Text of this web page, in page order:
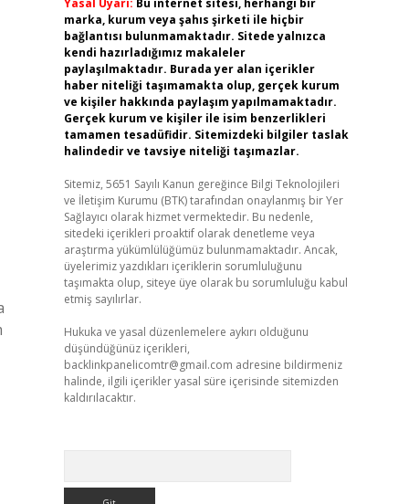
Yasal Uyarı: Bu internet sitesi, herhangi bir
marka, kurum veya şahıs şirketi ile hiçbir
bağlantısı bulunmamaktadır. Sitede yalnızca
kendi hazırladığımız makaleler
paylaşılmaktadır. Burada yer alan içerikler
haber niteliği taşımamakta olup, gerçek kurum
ve kişiler hakkında paylaşım yapılmamaktadır.
Gerçek kurum ve kişiler ile isim benzerlikleri
tamamen tesadüfidir. Sitemizdeki bilgiler taslak
halindedir ve tavsiye niteliği taşımazlar.
Sitemiz, 5651 Sayılı Kanun gereğince Bilgi Teknolojileri
ve İletişim Kurumu (BTK) tarafından onaylanmış bir Yer
Sağlayıcı olarak hizmet vermektedir. Bu nedenle,
sitedeki içerikleri proaktif olarak denetleme veya
araştırma yükümlülüğümüz bulunmamaktadır. Ancak,
üyelerimiz yazdıkları içeriklerin sorumluluğunu
taşımakta olup, siteye üye olarak bu sorumluluğu kabul
etmiş sayılırlar.
Hukuka ve yasal düzenlemelere aykırı olduğunu
düşündüğünüz içerikleri,
backlinkpanelicomtr@gmail.com adresine bildirmeniz
halinde, ilgili içerikler yasal süre içerisinde sitemizden
kaldırılacaktır.